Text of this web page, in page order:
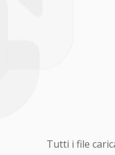
Tutti i file